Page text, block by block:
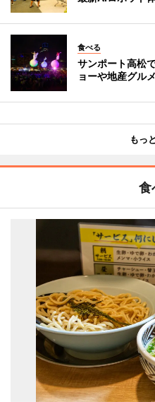
食べる
サンポート高松
ョーや地産グル
もっ
食